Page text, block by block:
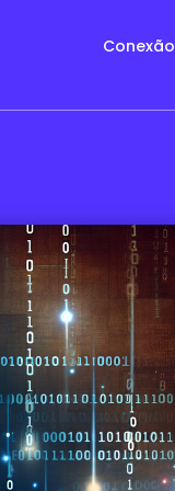
Conexão